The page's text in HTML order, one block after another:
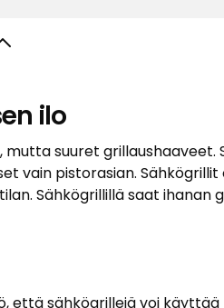
ilo
mutta suuret grillaushaaveet.
vain pistorasian.
Sähkögrillillä saat ihanan
että sähkögrillejä voi käyttää